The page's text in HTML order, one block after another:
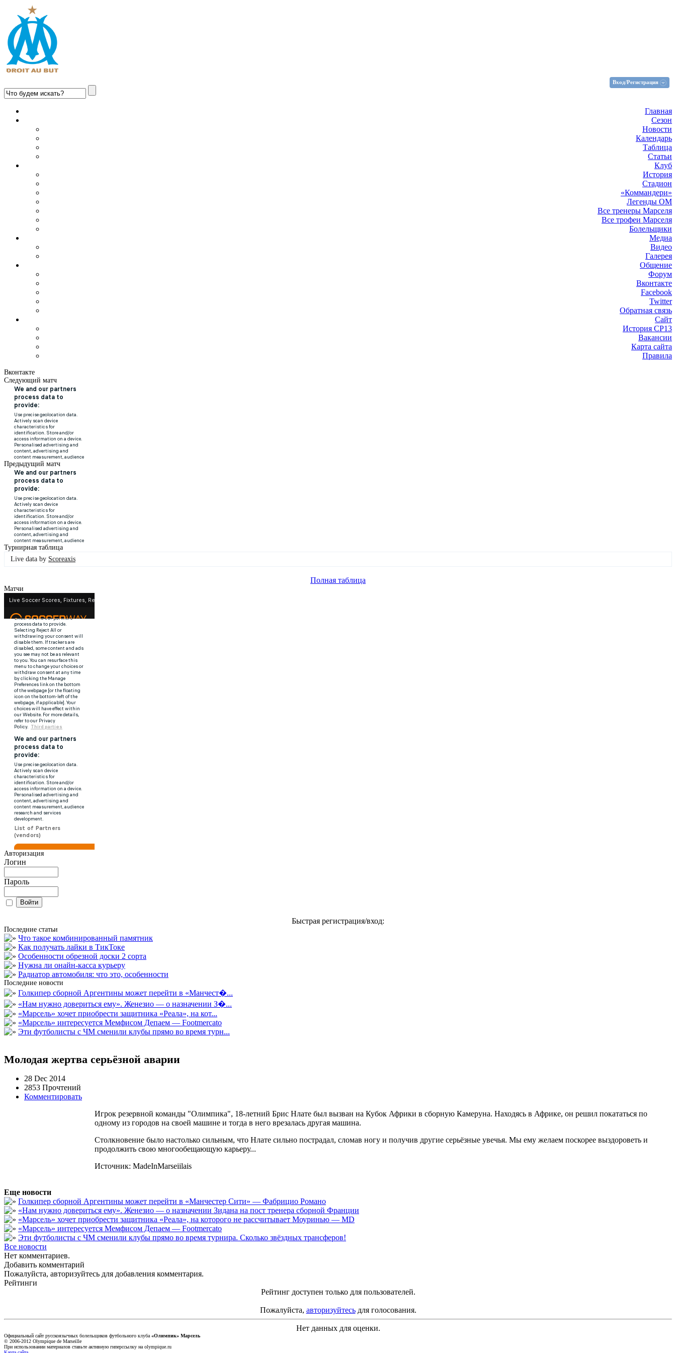
Вход/Регистрация
Главная
Сезон
Новости
Календарь
Таблица
Статьи
Клуб
История
Стадион
«Коммандери»
Легенды ОМ
Все тренеры Марселя
Все трофеи Марселя
Болельщики
Медиа
Видео
Галерея
Общение
Форум
Вконтакте
Facebook
Twitter
Обратная связь
Сайт
История СР13
Вакансии
Карта сайта
Правила
Вконтакте
Следующий матч
Предыдущий матч
Турнирная таблица
Live data by Scoreaxis
Полная таблица
Матчи
Авторизация
Логин
Пароль
Быстрая регистрация/вход:
Последние статьи
Что такое комбинированный памятник
Как получать лайки в ТикТоке
Особенности обрезной доски 2 сорта
Нужна ли онайн-касса курьеру
Радиатор автомобиля: что это, особенности
Последние новости
Голкипер сборной Аргентины может перейти в «Манчест�...
«Нам нужно довериться ему». Женезио — о назначении З�...
«Марсель» хочет приобрести защитника «Реала», на кот...
«Марсель» интересуется Мемфисом Депаем — Footmercato
Эти футболисты с ЧМ сменили клубы прямо во время турн...
Молодая жертва серьёзной аварии
28 Dec 2014
2853 Прочтений
Комментировать
Игрок резервной команды "Олимпика", 18-летний Брис Нлате был вызван на Кубок Африки в сборную Камеруна. Находясь в Африке, он решил покататься по
одному из городов на своей машине и тогда в него врезалась другая машина.
Столкновение было настолько сильным, что Нлате сильно пострадал, сломав ногу и получив другие серьёзные увечья. Мы ему желаем поскорее выздороветь и
продолжить свою многообещающую карьеру...
Источник: MadeInMarseiilais
Еще новости
Голкипер сборной Аргентины может перейти в «Манчестер Сити» — Фабрицио Романо
«Нам нужно довериться ему». Женезио — о назначении Зидана на пост тренера сборной Франции
«Марсель» хочет приобрести защитника «Реала», на которого не рассчитывает Моуринью — MD
«Марсель» интересуется Мемфисом Депаем — Footmercato
Эти футболисты с ЧМ сменили клубы прямо во время турнира. Сколько звёздных трансферов!
Все новости
Нет комментариев.
Добавить комментарий
Пожалуйста, авторизуйтесь для добавления комментария.
Рейтинги
Рейтинг доступен только для пользователей.
Пожалуйста, авторизуйтесьдля голосования.
Нет данных для оценки.
Официальный сайт русскоязычных болельщиков футбольного клуба «Олимпик» Марсель
© 2006-2012 Olympique de Marseille
При использовании материалов ставьте активную гиперссылку на olympique.ru